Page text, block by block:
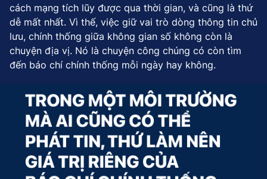
cách mạng tích lũy được qua thời gian, và cũng là thứ
dễ mất nhất. Vì thế, việc giữ vai trò dòng thông tin chủ
lưu, chính thống giữa không gian số không còn là
chuyện địa vị. Nó là chuyện công chúng có còn tìm
đến báo chí chính thống mỗi ngày hay không.